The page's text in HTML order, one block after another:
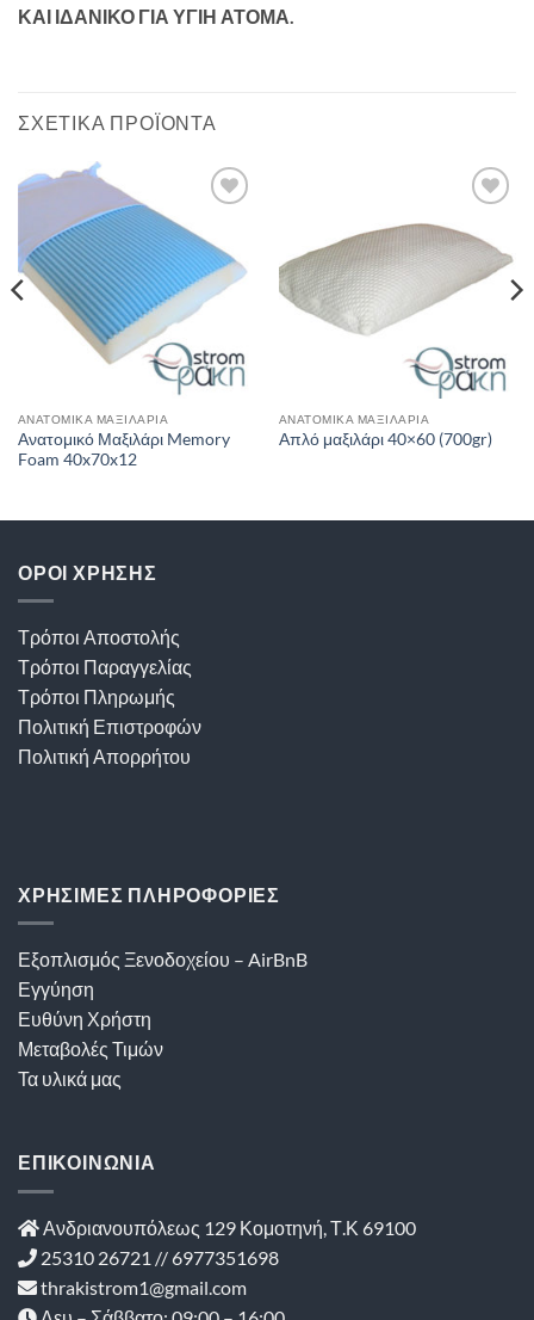
ΚΑΙ ΙΔΑΝΙΚΟ ΓΙΑ ΥΓΙΗ ΑΤΟΜΑ.
ΣΧΕΤΙΚΆ ΠΡΟΪΌΝΤΑ
ΑΝΑΤΟΜΙΚΆ ΜΑΞΙΛΆΡΙΑ
Ανατομικό Μαξιλάρι Memory
Foam 40x70x12
ΑΝΑΤΟΜΙΚΆ ΜΑΞΙΛΆΡΙΑ
Απλό μαξιλάρι 40×60 (700gr)
ΟΡΟΙ ΧΡΗΣΗΣ
Τρόποι Αποστολής
Τρόποι Παραγγελίας
Τρόποι Πληρωμής
Πολιτική Επιστροφών
Πολιτική Απορρήτου
ΧΡΗΣΙΜΕΣ ΠΛΗΡΟΦΟΡΙΕΣ
Εξοπλισμός Ξενοδοχείου – AirBnB
Εγγύηση
Ευθύνη Χρήστη
Μεταβολές Τιμών
Τα υλικά μας
ΕΠΙΚΟΙΝΩΝΙΑ
Ανδριανουπόλεως 129 Κομοτηνή, Τ.Κ 69100
25310 26721 // 6977351698
thrakistrom1@gmail.com